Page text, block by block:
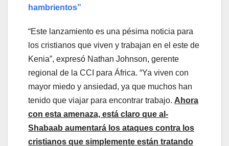
hambrientos”
“Este lanzamiento es una pésima noticia para
los cristianos que viven y trabajan en el este de
Kenia”, expresó Nathan Johnson, gerente
regional de la CCI para África. “Ya viven con
mayor miedo y ansiedad, ya que muchos han
tenido que viajar para encontrar trabajo. Ahora
con esta amenaza, está claro que al-
Shabaab aumentará los ataques contra los
cristianos que simplemente están tratando